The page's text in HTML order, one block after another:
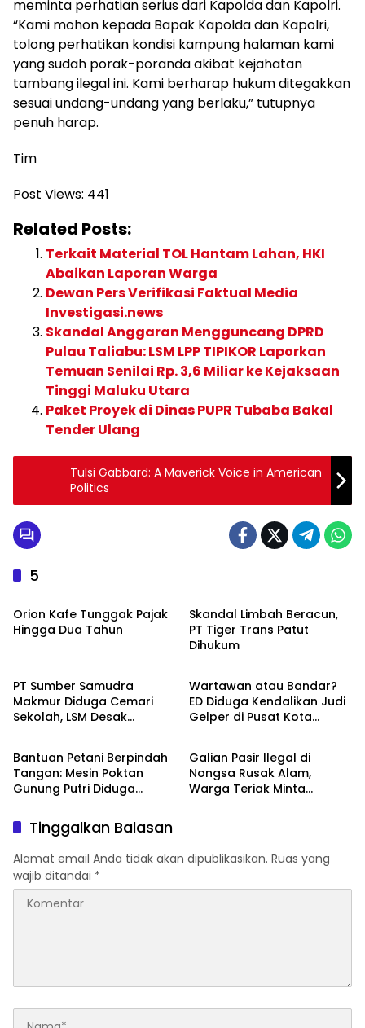
meminta perhatian serius dari Kapolda dan Kapolri.
“Kami mohon kepada Bapak Kapolda dan Kapolri,
tolong perhatikan kondisi kampung halaman kami
yang sudah porak-poranda akibat kejahatan
tambang ilegal ini. Kami berharap hukum ditegakkan
sesuai undang-undang yang berlaku,” tutupnya
penuh harap.
Tim
Post Views: 441
Related Posts:
Terkait Material TOL Hantam Lahan, HKI
Abaikan Laporan Warga
Dewan Pers Verifikasi Faktual Media
Investigasi.news
Skandal Anggaran Mengguncang DPRD
Pulau Taliabu: LSM LPP TIPIKOR Laporkan
Temuan Senilai Rp. 3,6 Miliar ke Kejaksaan
Tinggi Maluku Utara
Paket Proyek di Dinas PUPR Tubaba Bakal
Tender Ulang
Tulsi Gabbard: A Maverick Voice in American
Politics
5
INVESTIGASI
Orion Kafe Tunggak Pajak
Hingga Dua Tahun
Skandal Limbah Beracun,
PT Tiger Trans Patut
Dihukum
PT Sumber Samudra
Makmur Diduga Cemari
Sekolah, LSM Desak
INVESTIGASI
Wartawan atau Bandar?
ED Diduga Kendalikan Judi
Gelper di Pusat Kota
INVESTIGASI
Bantuan Petani Berpindah
Tangan: Mesin Poktan
Gunung Putri Diduga
Desa
INVESTIGASI
Galian Pasir Ilegal di
Nongsa Rusak Alam,
Warga Teriak Minta
Tinggalkan Balasan
Alamat email Anda tidak akan dipublikasikan. Ruas yang
wajib ditandai *